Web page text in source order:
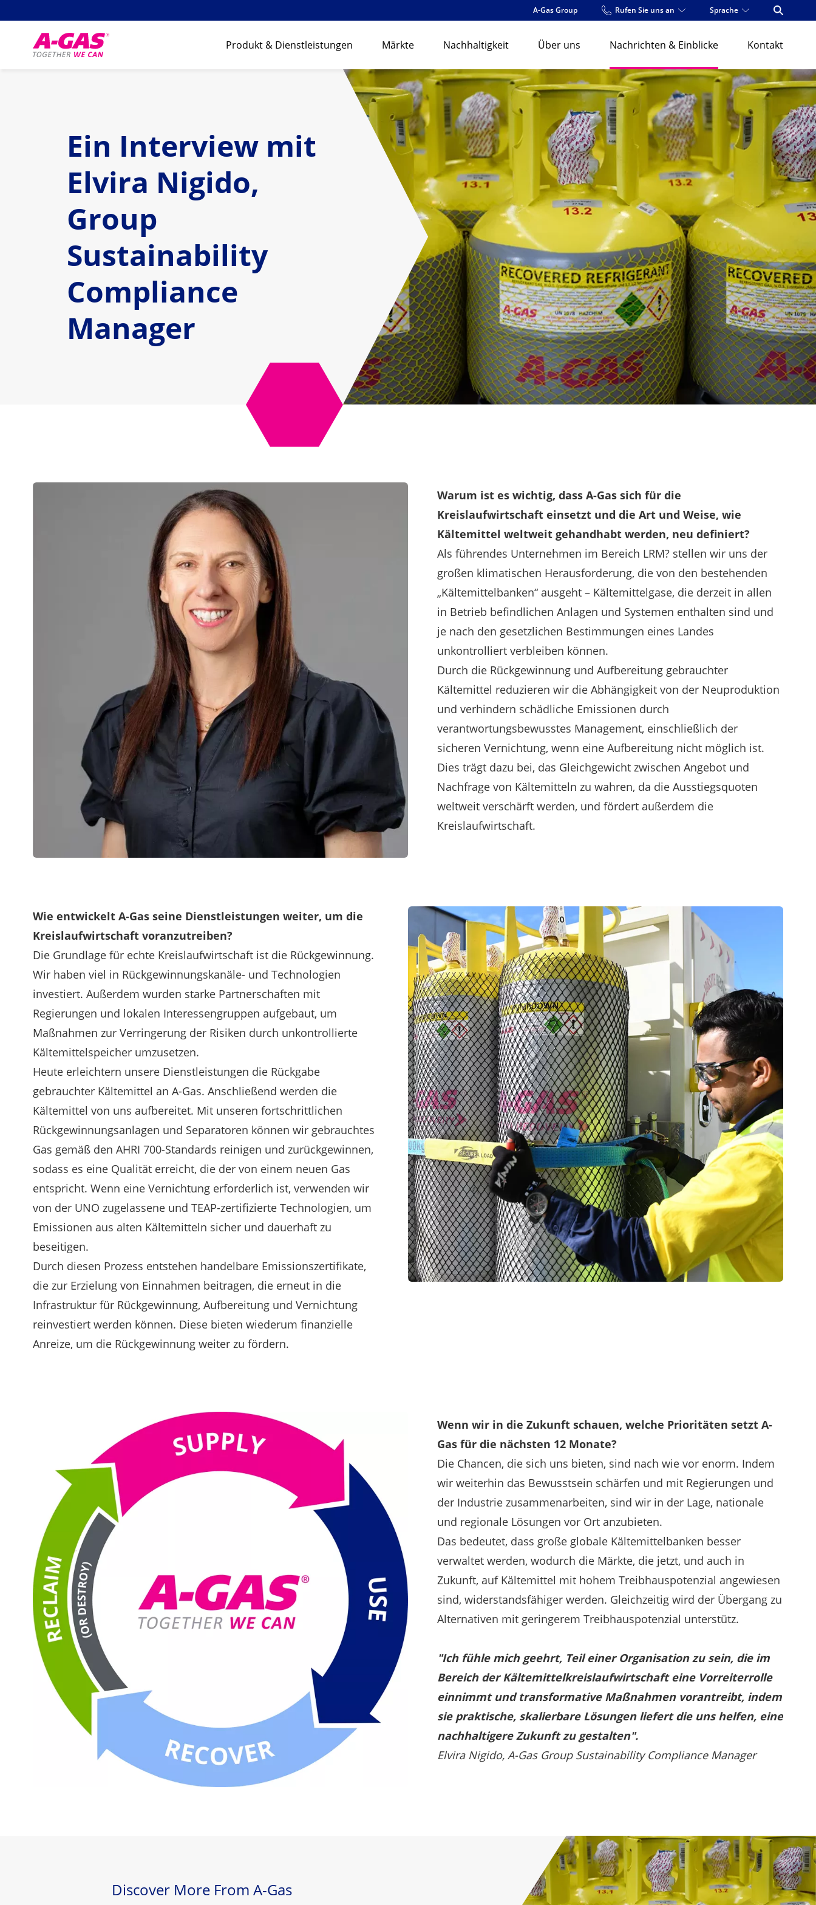
A-Gas Group Rufen Sie uns an Sprache Open
Produkt & Dienstleistungen Märkte Nachhaltigkeit Über uns Nachrichten & Einblicke Kontakt
Ein Interview mit
Elvira Nigido,
Group
Sustainability
Compliance
Manager
Warum ist es wichtig, dass A-Gas sich für die
Kreislaufwirtschaft einsetzt und die Art und Weise, wie
Kältemittel weltweit gehandhabt werden, neu definiert?
Als führendes Unternehmen im Bereich LRM? stellen wir uns der
großen klimatischen Herausforderung, die von den bestehenden
„Kältemittelbanken“ ausgeht – Kältemittelgase, die derzeit in allen
in Betrieb befindlichen Anlagen und Systemen enthalten sind und
je nach den gesetzlichen Bestimmungen eines Landes
unkontrolliert verbleiben können.
Durch die Rückgewinnung und Aufbereitung gebrauchter
Kältemittel reduzieren wir die Abhängigkeit von der Neuproduktion
und verhindern schädliche Emissionen durch
verantwortungsbewusstes Management, einschließlich der
sicheren Vernichtung, wenn eine Aufbereitung nicht möglich ist.
Dies trägt dazu bei, das Gleichgewicht zwischen Angebot und
Nachfrage von Kältemitteln zu wahren, da die Ausstiegsquoten
weltweit verschärft werden, und fördert außerdem die
Kreislaufwirtschaft.
Wie entwickelt A-Gas seine Dienstleistungen weiter, um die
Kreislaufwirtschaft voranzutreiben?
Die Grundlage für echte Kreislaufwirtschaft ist die Rückgewinnung.
Wir haben viel in Rückgewinnungskanäle- und Technologien
investiert. Außerdem wurden starke Partnerschaften mit
Regierungen und lokalen Interessengruppen aufgebaut, um
Maßnahmen zur Verringerung der Risiken durch unkontrollierte
Kältemittelspeicher umzusetzen.
Heute erleichtern unsere Dienstleistungen die Rückgabe
gebrauchter Kältemittel an A-Gas. Anschließend werden die
Kältemittel von uns aufbereitet. Mit unseren fortschrittlichen
Rückgewinnungsanlagen und Separatoren können wir gebrauchtes
Gas gemäß den AHRI 700-Standards reinigen und zurückgewinnen,
sodass es eine Qualität erreicht, die der von einem neuen Gas
entspricht. Wenn eine Vernichtung erforderlich ist, verwenden wir
von der UNO zugelassene und TEAP-zertifizierte Technologien, um
Emissionen aus alten Kältemitteln sicher und dauerhaft zu
beseitigen.
Durch diesen Prozess entstehen handelbare Emissionszertifikate,
die zur Erzielung von Einnahmen beitragen, die erneut in die
Infrastruktur für Rückgewinnung, Aufbereitung und Vernichtung
reinvestiert werden können. Diese bieten wiederum finanzielle
Anreize, um die Rückgewinnung weiter zu fördern.
Wenn wir in die Zukunft schauen, welche Prioritäten setzt A-
Gas für die nächsten 12 Monate?
Die Chancen, die sich uns bieten, sind nach wie vor enorm. Indem
wir weiterhin das Bewusstsein schärfen und mit Regierungen und
der Industrie zusammenarbeiten, sind wir in der Lage, nationale
und regionale Lösungen vor Ort anzubieten.
Das bedeutet, dass große globale Kältemittelbanken besser
verwaltet werden, wodurch die Märkte, die jetzt, und auch in
Zukunft, auf Kältemittel mit hohem Treibhauspotenzial angewiesen
sind, widerstandsfähiger werden. Gleichzeitig wird der Übergang zu
Alternativen mit geringerem Treibhauspotenzial unterstütz.
"Ich fühle mich geehrt, Teil einer Organisation zu sein, die im
Bereich der Kältemittelkreislaufwirtschaft eine Vorreiterrolle
einnimmt und transformative Maßnahmen vorantreibt, indem
sie praktische, skalierbare Lösungen liefert die uns helfen, eine
nachhaltigere Zukunft zu gestalten".
Elvira Nigido, A-Gas Group Sustainability Compliance Manager
Discover More From A-Gas